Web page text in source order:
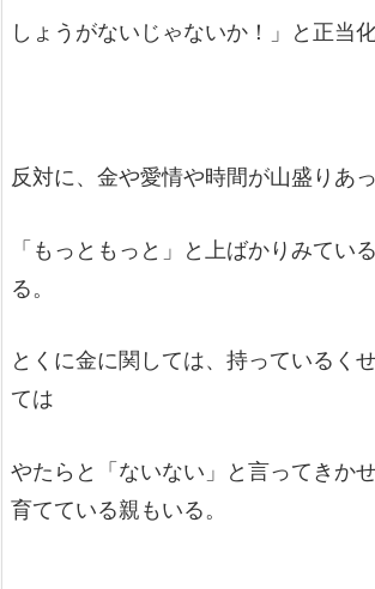
しょうがないじゃないか！」と正当
反対に、金や愛情や時間が山盛りあっ
「もっともっと」と上ばかりみてい
る。
とくに金に関しては、持っているく
ては
やたらと「ないない」と言ってきか
育てている親もいる。